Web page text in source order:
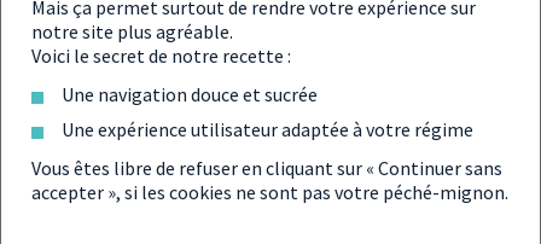
L’achat d’un appartement pour son enfant en
études supérieures est un investissement
terme tout en se constituant un patrimoine
immobilier.
Avant de choisir le bien à acheter, il est important
Mais ça permet surtout de rendre votre expérience sur
notre site plus agréable.
Voici le secret de notre recette :
Une navigation douce et sucrée
Une expérience utilisateur adaptée à votre régime
Vous êtes libre de refuser en cliquant sur « Continuer sans
accepter », si les cookies ne sont pas votre péché-mignon.